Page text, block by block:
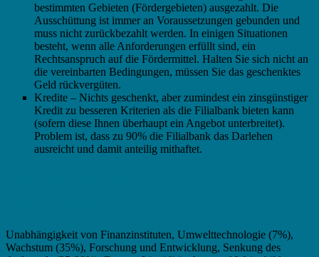
bestimmten Gebieten (Fördergebieten) ausgezahlt. Die
Ausschüttung ist immer an Voraussetzungen gebunden und
muss nicht zurückbezahlt werden. In einigen Situationen
besteht, wenn alle Anforderungen erfüllt sind, ein
Rechtsanspruch auf die Fördermittel. Halten Sie sich nicht an
die vereinbarten Bedingungen, müssen Sie das geschenktes
Geld rückvergüten.
Kredite – Nichts geschenkt, aber zumindest ein zinsgünstiger
Kredit zu besseren Kriterien als die Filialbank bieten kann
(sofern diese Ihnen überhaupt ein Angebot unterbreitet).
Problem ist, dass zu 90% die Filialbank das Darlehen
ausreicht und damit anteilig mithaftet.
Unabhängigkeit von Finanzinstituten, Umwelttechnologie (7%),
Wachstum (35%), Forschung und Entwicklung, Senkung des